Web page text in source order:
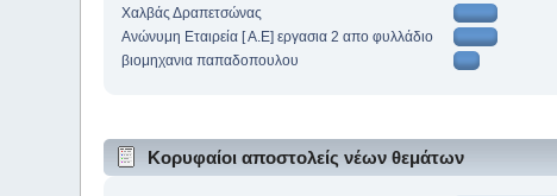
Χαλβάς Δραπετσώνας
Ανώνυμη Εταιρεία [ Α.Ε] εργασια 2 απο φυλλάδιο
βιομηχανια παπαδοπουλου
Κορυφαίοι αποστολείς νέων θεμάτων